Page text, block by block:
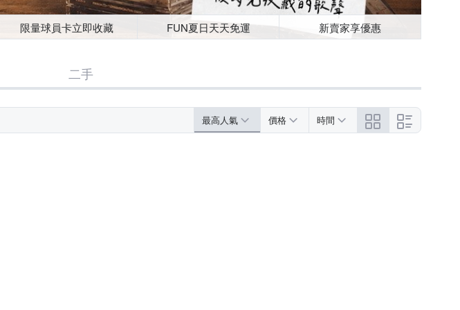
限量球員卡立即收藏 FUN夏日天天免運 新賣家享優惠
二手
最高人氣 價格 時間